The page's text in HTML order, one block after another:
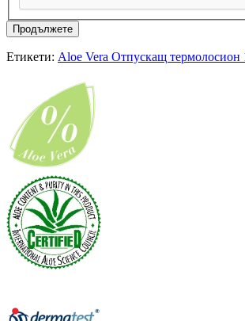
Продължете
Етикети: Aloe Vera Отпускащ термолосион